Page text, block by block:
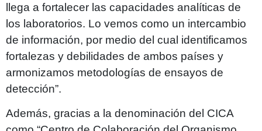
llega a fortalecer las capacidades analíticas de
los laboratorios. Lo vemos como un intercambio
de información, por medio del cual identificamos
fortalezas y debilidades de ambos países y
armonizamos metodologías de ensayos de
detección”.
Además, gracias a la denominación del CICA